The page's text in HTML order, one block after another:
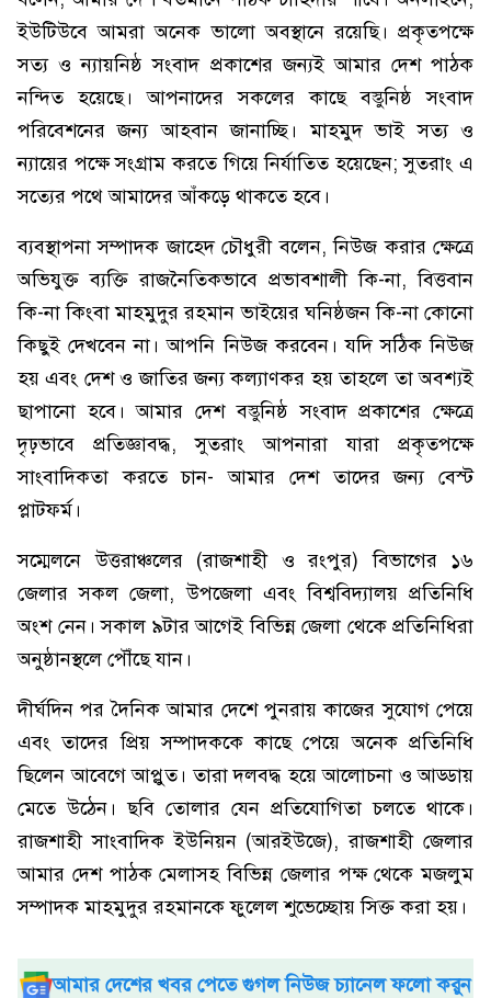
ইউটিউবে আমরা অনেক ভালো অবস্থানে রয়েছি। প্রকৃতপক্ষে
সত্য ও ন্যায়নিষ্ঠ সংবাদ প্রকাশের জন্যই আমার দেশ পাঠক
নন্দিত হয়েছে। আপনাদের সকলের কাছে বস্তুনিষ্ঠ সংবাদ
পরিবেশনের জন্য আহবান জানাচ্ছি। মাহমুদ ভাই সত্য ও
ন্যায়ের পক্ষে সংগ্রাম করতে গিয়ে নির্যাতিত হয়েছেন; সুতরাং এ
সত্যের পথে আমাদের আঁকড়ে থাকতে হবে।
ব্যবস্থাপনা সম্পাদক জাহেদ চৌধুরী বলেন, নিউজ করার ক্ষেত্রে
অভিযুক্ত ব্যক্তি রাজনৈতিকভাবে প্রভাবশালী কি-না, বিত্তবান
কি-না কিংবা মাহমুদুর রহমান ভাইয়ের ঘনিষ্ঠজন কি-না কোনো
কিছুই দেখবেন না। আপনি নিউজ করবেন। যদি সঠিক নিউজ
হয় এবং দেশ ও জাতির জন্য কল্যাণকর হয় তাহলে তা অবশ্যই
ছাপানো হবে। আমার দেশ বস্তুনিষ্ঠ সংবাদ প্রকাশের ক্ষেত্রে
দৃঢ়ভাবে প্রতিজ্ঞাবদ্ধ, সুতরাং আপনারা যারা প্রকৃতপক্ষে
সাংবাদিকতা করতে চান- আমার দেশ তাদের জন্য বেস্ট
প্লাটফর্ম।
সম্মেলনে উত্তরাঞ্চলের (রাজশাহী ও রংপুর) বিভাগের ১৬
জেলার সকল জেলা, উপজেলা এবং বিশ্ববিদ্যালয় প্রতিনিধি
অংশ নেন। সকাল ৯টার আগেই বিভিন্ন জেলা থেকে প্রতিনিধিরা
অনুষ্ঠানস্থলে পৌঁছে যান।
দীর্ঘদিন পর দৈনিক আমার দেশে পুনরায় কাজের সুযোগ পেয়ে
এবং তাদের প্রিয় সম্পাদককে কাছে পেয়ে অনেক প্রতিনিধি
ছিলেন আবেগে আপ্লুত। তারা দলবদ্ধ হয়ে আলোচনা ও আড্ডায়
মেতে উঠেন। ছবি তোলার যেন প্রতিযোগিতা চলতে থাকে।
রাজশাহী সাংবাদিক ইউনিয়ন (আরইউজে), রাজশাহী জেলার
আমার দেশ পাঠক মেলাসহ বিভিন্ন জেলার পক্ষ থেকে মজলুম
সম্পাদক মাহমুদুর রহমানকে ফুলেল শুভেচ্ছোয় সিক্ত করা হয়।
আমার দেশের খবর পেতে গুগল নিউজ চ্যানেল ফলো করুন